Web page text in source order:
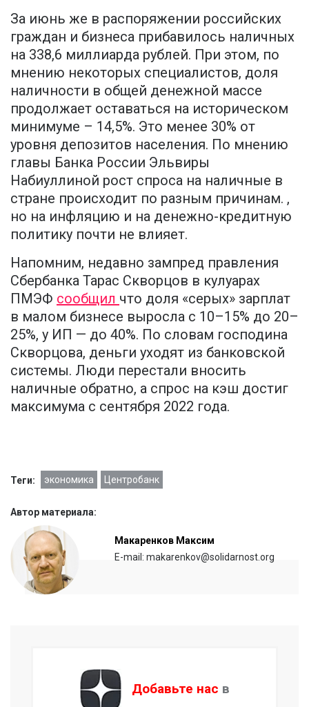
За июнь же в распоряжении российских
граждан и бизнеса прибавилось наличных
на 338,6 миллиарда рублей. При этом, по
мнению некоторых специалистов, доля
наличности в общей денежной массе
продолжает оставаться на историческом
минимуме – 14,5%. Это менее 30% от
уровня депозитов населения. По мнению
главы Банка России Эльвиры
Набиуллиной рост спроса на наличные в
стране происходит по разным причинам. ,
но на инфляцию и на денежно-кредитную
политику почти не влияет.
Напомним, недавно зампред правления
Сбербанка Тарас Скворцов в кулуарах
ПМЭФ сообщил что доля «серых» зарплат
в малом бизнесе выросла с 10–15% до 20–
25%, у ИП — до 40%. По словам господина
Скворцова, деньги уходят из банковской
системы. Люди перестали вносить
наличные обратно, а спрос на кэш достиг
максимума с сентября 2022 года.
Теги: экономика Центробанк
Автор материала:
Макаренков Максим
E-mail: makarenkov@solidarnost.org
Добавьте нас в